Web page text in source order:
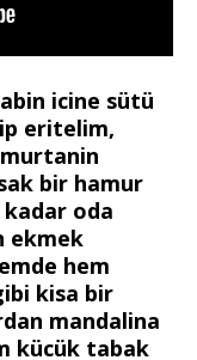
icine sütü
eritelim,
bir hamur
oda
ekmek
hem
kisa bir
mandalina
kücük tabak